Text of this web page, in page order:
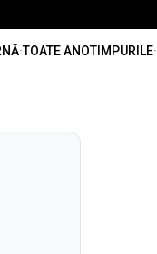
·TOATE ANOTIMPURILE·